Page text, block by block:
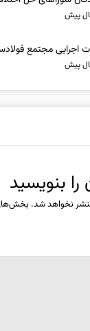
شوراهای حل اختلاف
اجرایی مجتمع
را بنویسید
نخواهد شد.